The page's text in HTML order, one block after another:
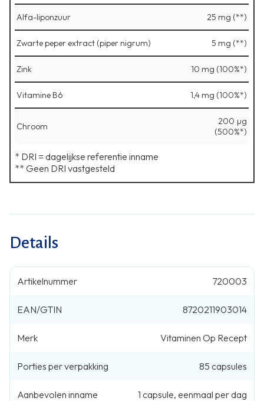
Details
Artikelnummer 720003
EAN/GTIN 8720211903014
Merk Vitaminen Op Recept
Porties per verpakking 85 capsules
Aanbevolen inname 1 capsule, eenmaal per dag
Alfa-liponzuur 25 mg (**)
Zwarte peper extract (piper nigrum) 5 mg (**)
Zink 10 mg (100%*)
Vitamine B6 1,4 mg (100%*)
Chroom
200 µg
(500%*)
* DRI = dagelijkse referentie inname
** Geen DRI vastgesteld